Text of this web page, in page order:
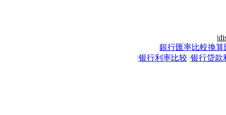
|
銀行匯率比較換算
|银行利率比较 |银行贷款